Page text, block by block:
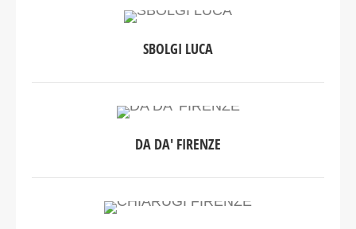
SBOLGI LUCA
DA DA' FIRENZE